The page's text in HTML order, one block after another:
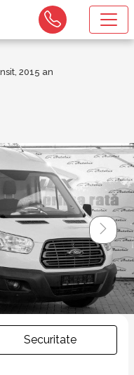
2015 an
Securitate